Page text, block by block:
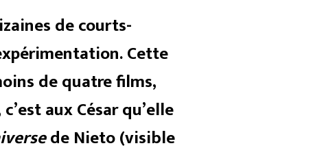
de courts-
Cette
de quatre films,
aux César qu’elle
de Nieto (visible